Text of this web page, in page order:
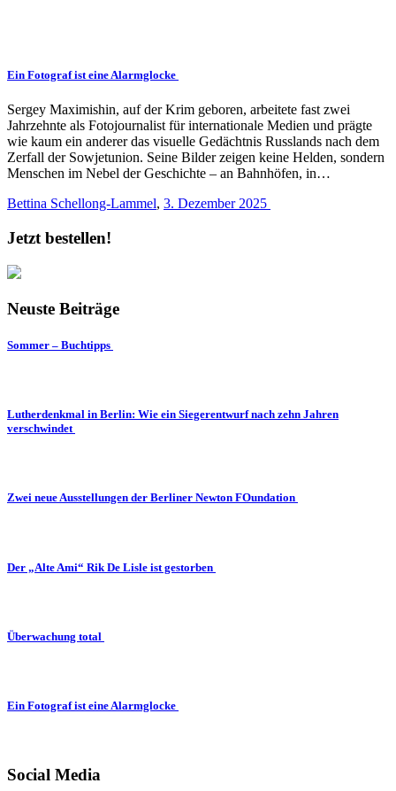
Ein Fotograf ist eine Alarmglocke
Sergey Maximishin, auf der Krim geboren, arbeitete fast zwei
Jahrzehnte als Fotojournalist für internationale Medien und prägte
wie kaum ein anderer das visuelle Gedächtnis Russlands nach dem
Zerfall der Sowjetunion. Seine Bilder zeigen keine Helden, sondern
Menschen im Nebel der Geschichte – an Bahnhöfen, in…
Bettina Schellong-Lammel, 3. Dezember 2025
Jetzt bestellen!
Neuste Beiträge
Sommer – Buchtipps
Lutherdenkmal in Berlin: Wie ein Siegerentwurf nach zehn Jahren
verschwindet
Zwei neue Ausstellungen der Berliner Newton FOundation
Der „Alte Ami“ Rik De Lisle ist gestorben
Überwachung total
Ein Fotograf ist eine Alarmglocke
Social Media